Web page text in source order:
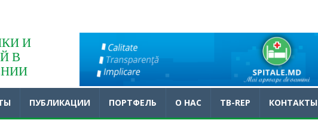
И
В
ПУБЛИКАЦИИ ПОРТФЕЛЬ O НАС TB-REP КОНТАКТЫ